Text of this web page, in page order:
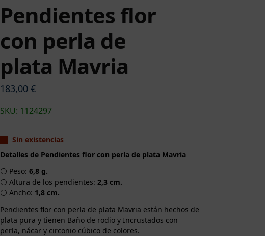
Pendientes flor
con perla de
plata Mavria
183,00€
SKU: 1124297
Sin existencias
Detalles de Pendientes flor con perla de plata Mavria
⚪ Peso:6,8 g.
⚪ Altura de los pendientes: 2,3 cm.
⚪ Ancho: 1,8 cm.
Pendientes flor con perla de plata Mavria están hechos de
plata pura y tienen Baño de rodio y Incrustados con
perla, nácar y circonio cúbico de colores.